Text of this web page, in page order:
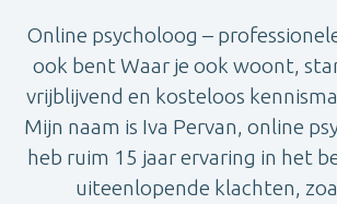
Online psycholoog –
ook bent Waar je ook woont,
vrijblijvend en kosteloos
Mijn naam is Iva Pervan, online
heb ruim 15 jaar ervaring in het
uiteenlopende klachten,